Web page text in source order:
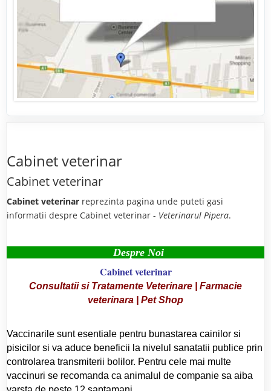
Cabinet veterinar
Cabinet veterinar
Cabinet veterinar reprezinta pagina unde puteti gasi
informatii despre Cabinet veterinar - Veterinarul Pipera.
Despre Noi
Cabinet veterinar
Consultatii si Tratamente Veterinare | Farmacie
veterinara | Pet Shop
Vaccinarile sunt esentiale pentru bunastarea cainilor si
pisicilor si va aduce beneficii la nivelul sanatatii publice prin
controlarea transmiterii bolilor. Pentru cele mai multe
vaccinuri se recomanda ca animalul de companie sa aiba